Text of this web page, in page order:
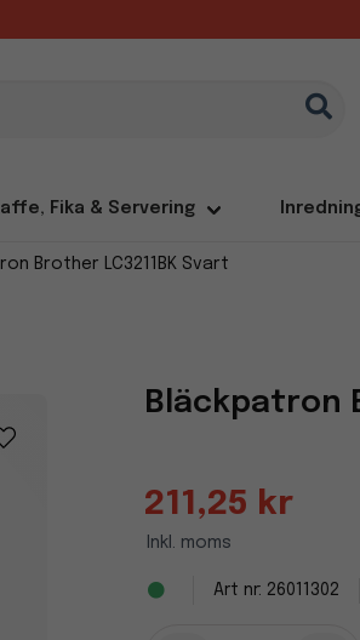
Fika & Servering
Brother LC3211BK Svart
Bläckpatron
211,25 kr
Inkl. moms
26011302